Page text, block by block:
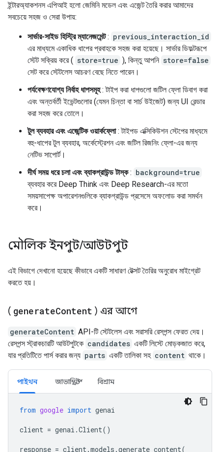
ইন্টারঅ্যাকশনস এপিআই হলো জেমিনি মডেল এবং এজেন্ট তৈরি করার আমাদের
সবচেয়ে সহজ ও সেরা উপায়:
সার্ভার-সাইড হিস্ট্রি ম্যানেজমেন্ট: previous_interaction_id
এর মাধ্যমে একাধিক ধাপের প্রবাহকে সহজ করা হয়েছে। সার্ভার ডিফল্টরূপে
স্টেট সক্রিয় করে ( store=true ), কিন্তু আপনি store=false
সেট করে স্টেটলেস আচরণ বেছে নিতে পারেন।
পর্যবেক্ষণযোগ্য নির্বাহ ধাপসমূহ: টাইপ করা ধাপগুলো জটিল ফ্লো ডিবাগ করা
এবং অন্তর্বর্তী ইভেন্টগুলোর (যেমন চিন্তা বা সার্চ উইজেট) জন্য UI রেন্ডার
করা সহজ করে তোলে।
টুল ব্যবহার এবং এজেন্টিক ওয়ার্কফ্লো: টাইপড এক্সিকিউশন স্টেপের মাধ্যমে
বহু-ধাপের টুল ব্যবহার, অর্কেস্ট্রেশন এবং জটিল রিজনিং ফ্লো-এর জন্য
নেটিভ সাপোর্ট।
দীর্ঘ সময় ধরে চলা এবং ব্যাকগ্রাউন্ড টাস্ক: background=true
ব্যবহার করে Deep Think এবং Deep Research-এর মতো
সময়সাপেক্ষ অপারেশনগুলিকে ব্যাকগ্রাউন্ড প্রসেসে অফলোড করা সমর্থন
করে।
মৌলিক ইনপুট/আউটপুট
এই বিভাগে দেখানো হয়েছে কীভাবে একটি সাধারণ টেক্সট তৈরির অনুরোধ মাইগ্রেট
করতে হয়।
( generateContent ) এর আগে
generateContent API-টি স্টেটলেস এবং সরাসরি রেসপন্স ফেরত দেয়।
রেসপন্স স্ট্রাকচারটি আউটপুটকে candidates একটি লিস্টে মোড়কজাত করে,
যার প্রতিটিতে পার্স করার জন্য parts একটি তালিকা সহ content থাকে।
পাইথন জাভাস্ক্রিপ্ট বিশ্রাম
from google import genai
client = genai .Client()
response = client.models .generate_content(